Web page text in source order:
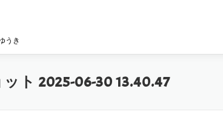
うき
ト 2025-06-30 13.40.47